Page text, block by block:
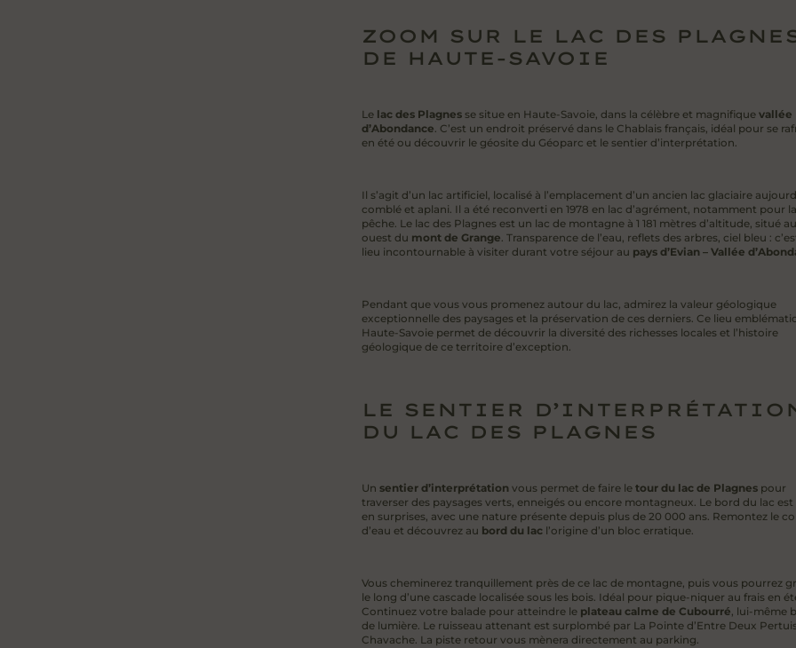
ZOOM SUR LE LAC DES
DE HAUTE-SAVOIE
Lelac des Plagnesse situe en Haute-Savoie, dans la célèbre et magnifique vallée
d’Abondance. C’est un endroit préservé dans le Chablais français, idéal pour se
en été ou découvrir le géosite du Géoparc et le sentier d’interprétation.
Il s’agit d’un lac artificiel, localisé à l’emplacement d’un ancien lac glaciaire
comblé et aplani. Il a été reconverti en 1978 en lac d’agrément, notamment pour la
pêche. Le lac des Plagnes est un lac de montagne à 1 181 mètres d’altitude, situé
ouest du mont de Grange. Transparence de l’eau, reflets des arbres, ciel bleu :
lieu incontournable à visiter durant votre séjour au pays d’Evian – Vallée
Pendant que vous vous promenez autour du lac, admirez la valeur géologique
exceptionnelle des paysages et la préservation de ces derniers. Ce lieu
Haute-Savoie permet de découvrir la diversité des richesses locales et l’histoire
géologique de ce territoire d’exception.
LE SENTIER
DU LAC DES PLAGNES
Un sentier d’interprétation vous permet de faire le tour du lac de Plagnespour
traverser des paysages verts, enneigés ou encore montagneux. Le bord du lac est
en surprises, avec une nature présente depuis plus de 20 000 ans. Remontez le
d’eau et découvrez au bord du lacl’origine d’un bloc erratique.
Vous cheminerez tranquillement près de ce lac de montagne, puis vous pourrez
le long d’une cascade localisée sous les bois. Idéal pour pique-niquer au frais en
Continuez votre balade pour atteindre le plateau calme de Cubourré, lui-même
de lumière. Le ruisseau attenant est surplombé par La Pointe d’Entre Deux
Chavache. La piste retour vous mènera directement au parking.